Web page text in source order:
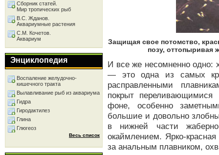
Защищая свое потомство,
позу, оттопыривая
И все же несомненно одно:
— это одна из самых
расправленными
покрыт переливающимися
фоне, особенно
большие и довольно
в нижней части
окаймлением. Ярко-
за анальным плавником,
Сборник статей.
Мир тропических рыб
В.С. Жданов.
Аквариумные растения
С.М. Кочетов.
Аквариум
Энциклопедия
Воспаление желудочно-
кишечного тракта
Вылавливание рыб из аквариума
Гидра
Гиродактилез
Глина
Глюгеоз
Весь список